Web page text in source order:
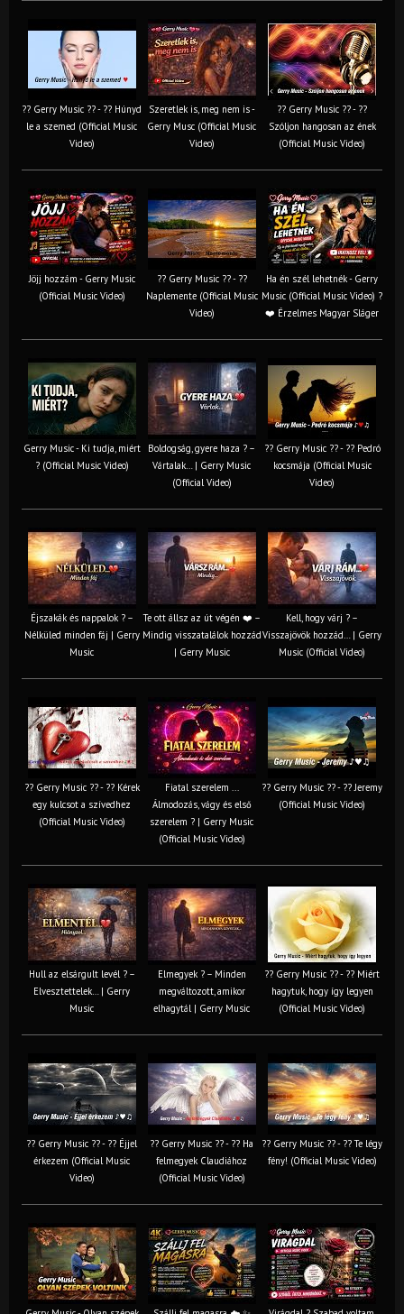
?? Gerry Music ?? - ?? Húnyd
le a szemed (Official Music
Video)
Szeretlek is, meg nem is -
Gerry Musc (Official Music
Video)
?? Gerry Music ?? - ??
Szóljon hangosan az ének
(Official Music Video)
Jöjj hozzám - Gerry Music
(Official Music Video)
?? Gerry Music ?? - ??
Naplemente (Official Music
Video)
Ha én szél lehetnék - Gerry
Music (Official Music Video) ?️
❤️ Érzelmes Magyar Sláger
Gerry Music - Ki tudja, miért
? (Official Music Video)
Boldogság, gyere haza ? –
Vártalak… | Gerry Music
(Official Video)
?? Gerry Music ?? - ?? Pedró
kocsmája (Official Music
Video)
Éjszakák és nappalok ? –
Nélküled minden fáj | Gerry
Music
Te ott állsz az út végén ❤️ –
Mindig visszatalálok hozzád
| Gerry Music
Kell, hogy várj ? –
Visszajövök hozzád… | Gerry
Music (Official Video)
?? Gerry Music ?? - ?? Kérek
egy kulcsot a szívedhez
(Official Music Video)
Fiatal szerelem ...
Álmodozás, vágy és első
szerelem ? | Gerry Music
(Official Music Video)
?? Gerry Music ?? - ?? Jeremy
(Official Music Video)
Hull az elsárgult levél ? –
Elvesztettelek… | Gerry
Music
Elmegyek ? – Minden
megváltozott, amikor
elhagytál | Gerry Music
?? Gerry Music ?? - ?? Miért
hagytuk, hogy így legyen
(Official Music Video)
?? Gerry Music ?? - ?? Éjjel
érkezem (Official Music
Video)
?? Gerry Music ?? - ?? Ha
felmegyek Claudiához
(Official Music Video)
?? Gerry Music ?? - ?? Te légy
fény! (Official Music Video)